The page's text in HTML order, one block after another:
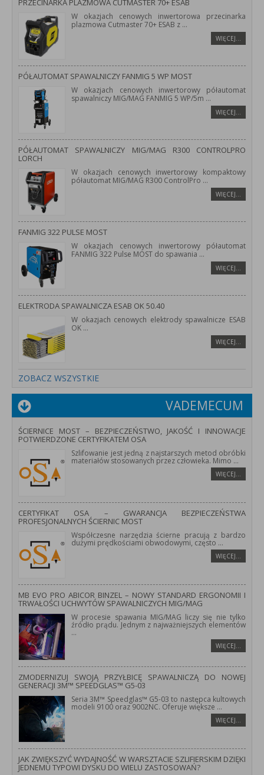
PRZECINARKA PLAZMOWA CUTMASTER 70+ ESAB
W okazjach cenowych inwertorowa przecinarka
plazmowa Cutmaster 70+ ESAB z ...
WIĘCEJ…
PÓŁAUTOMAT SPAWALNICZY FANMIG 5 WP MOST
W okazjach cenowych inwertorowy półautomat
spawalniczy MIG/MAG FANMIG 5 WP/5m ...
WIĘCEJ…
PÓŁAUTOMAT SPAWALNICZY MIG/MAG R300 CONTROLPRO
LORCH
W okazjach cenowych inwertorowy kompaktowy
półautomat MIG/MAG R300 ControlPro ...
WIĘCEJ…
FANMIG 322 PULSE MOST
W okazjach cenowych inwertorowy półautomat
FANMIG 322 Pulse MOST do spawania ...
WIĘCEJ…
ELEKTRODA SPAWALNICZA ESAB OK 50.40
W okazjach cenowych elektrody spawalnicze ESAB
OK ...
WIĘCEJ…
ZOBACZ WSZYSTKIE
VADEMECUM
ŚCIERNICE MOST – BEZPIECZEŃSTWO, JAKOŚĆ I INNOWACJE
POTWIERDZONE CERTYFIKATEM OSA
Szlifowanie jest jedną z najstarszych metod obróbki
materiałów stosowanych przez człowieka. Mimo ...
WIĘCEJ…
CERTYFIKAT OSA – GWARANCJA BEZPIECZEŃSTWA
PROFESJONALNYCH ŚCIERNIC MOST
Współczesne narzędzia ścierne pracują z bardzo
dużymi prędkościami obwodowymi, często ...
WIĘCEJ…
MB EVO PRO ABICOR BINZEL – NOWY STANDARD ERGONOMII I
TRWAŁOŚCI UCHWYTÓW SPAWALNICZYCH MIG/MAG
W procesie spawania MIG/MAG liczy się nie tylko
źródło prądu. Jednym z najważniejszych elementów
...
WIĘCEJ…
ZMODERNIZUJ SWOJĄ PRZYŁBICĘ SPAWALNICZĄ DO NOWEJ
GENERACJI 3M™ SPEEDGLAS™ G5-03
Seria 3M™ Speedglas™ G5-03 to następca kultowych
modeli 9100 oraz 9002NC. Oferuje większe ...
WIĘCEJ…
JAK ZWIĘKSZYĆ WYDAJNOŚĆ W WARSZTACIE SZLIFIERSKIM DZIĘKI
JEDNEMU TYPOWI DYSKU DO WIELU ZASTOSOWAŃ?